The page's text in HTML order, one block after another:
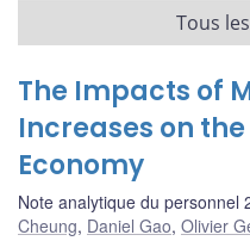
Tous
The Impacts of
Increases on
Economy
Note analytique du personnel
Cheung, Daniel Gao, Olivier